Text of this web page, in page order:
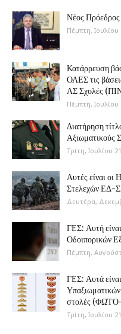
Νέος
Πέμπτη, Ιουλίου
Κατάρρευση
ΟΛΕΣ τις
ΛΣ Σχολές
Πέμπτη, Ιουλίου
Διατήρηση
Τρίτη, Ιουλίου
Αυτές είναι
Στελεχών ΕΔ-
Δευτέρα,
ΓΕΣ: Αυτή
Οδοιπορικών
Πέμπτη,
ΓΕΣ: Αυτά
στολές
Τρίτη, Ιουλίου